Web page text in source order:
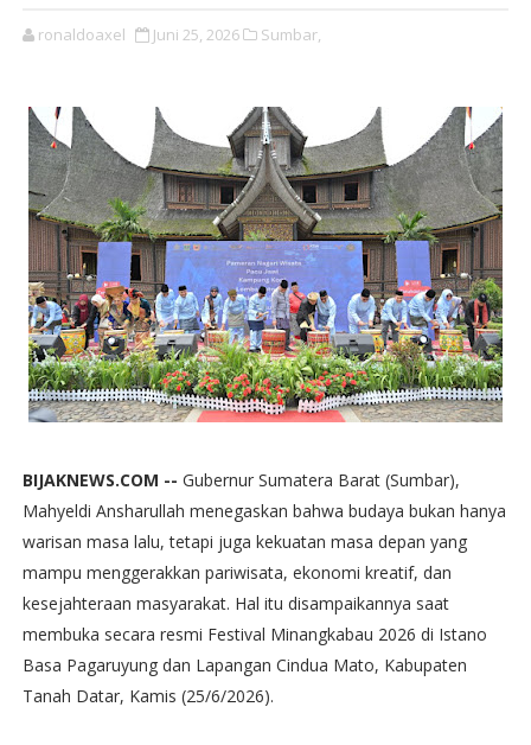
ronaldoaxel Juni 25, 2026 Sumbar,
BIJAKNEWS.COM -- Gubernur Sumatera Barat (Sumbar),
Mahyeldi Ansharullah menegaskan bahwa budaya bukan hanya
warisan masa lalu, tetapi juga kekuatan masa depan yang
mampu menggerakkan pariwisata, ekonomi kreatif, dan
kesejahteraan masyarakat. Hal itu disampaikannya saat
membuka secara resmi Festival Minangkabau 2026 di Istano
Basa Pagaruyung dan Lapangan Cindua Mato, Kabupaten
Tanah Datar, Kamis (25/6/2026).